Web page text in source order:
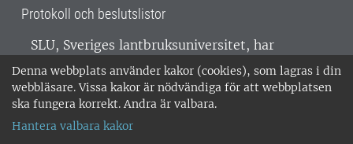
Denna webbplats använder kakor (cookies), som lagras i din
webbläsare. Vissa kakor är nödvändiga för att webbplatsen
ska fungera korrekt. Andra är valbara.
Hantera valbara kakor
Protokoll och beslutslistor
SLU, Sveriges lantbruksuniversitet, har
verksamhet över hela Sverige. Huvudorter är
Alnarp, Uppsala och Umeå.SLU är
miljöcertifierat enligt ISO 14001. •
018-67 10 00 • Org nr: 202100-2817 •